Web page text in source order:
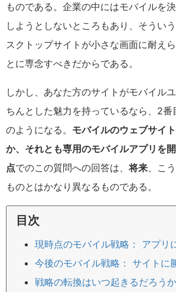
ものである。企業の中にはモバイルを
しようとしないところもあり、そうい
スクトップサイトが小さな画面に耐え
とに専念すべきだからである。
しかし、あなた方のサイトがモバイル
ちんとした魅力を持っているなら、2番
のようになる。 モバイルのウェブサイ
か、それとも専用のモバイルアプリを
点でのこの質問への回答は、将来、こ
ものとはかなり異なるものである。
目次
現時点のモバイル戦略： アプリ
今後のモバイル戦略： サイトに
戦略の転換はいつ起きるだろうか